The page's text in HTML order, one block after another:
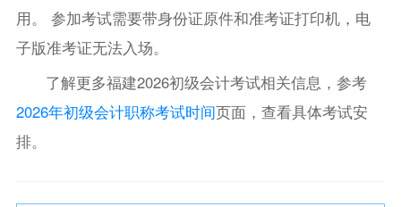
用。 参加考试需要带身份证原件和准考证打印机，电
子版准考证无法入场。
了解更多福建2026初级会计考试相关信息，参考
2026年初级会计职称考试时间页面，查看具体考试安
排。